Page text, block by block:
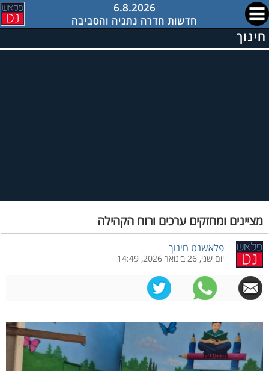
6.8.2026
חדשות חדרה נתניה והסביבה
חינוך
מציינים ומחזקים ערכים ורוח הקהילה
פלאשנט חינוך
יום שני, 26 בינואר 2026, 14:49